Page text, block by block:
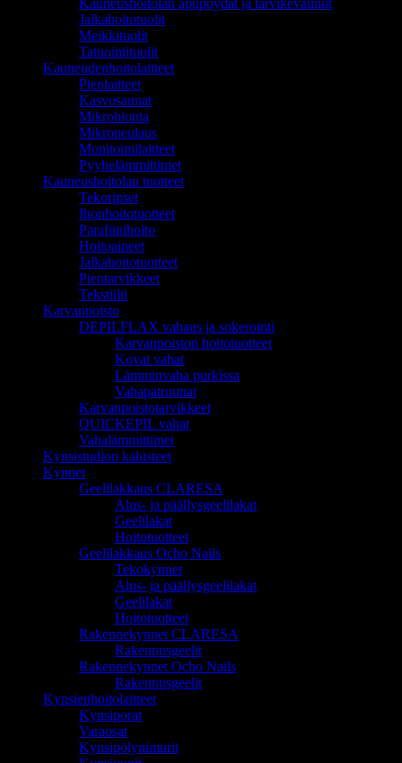
Kauneushoitolan apupöydät ja tarvikevaunut
Jalkahoitotuolit
Meikkituolit
Tatuointituolit
Kauneudenhoitolaitteet
Pienlaitteet
Kasvosaunat
Mikrohionta
Mikroneulaus
Monitoimilaitteet
Pyyhelämmittimet
Kauneushoitolan tuotteet
Tekoripset
Ihonhoitotuotteet
Parafiinihoito
Hoitoaineet
Jalkahoitotuotteet
Pientarvikkeet
Tekstiilit
Karvanpoisto
DEPILFLAX vahaus ja sokerointi
Karvanpoiston hoitotuotteet
Kovat vahat
Lämminvaha purkissa
Vahapatruunat
Karvanpoistotarvikkeet
QUICKEPIL vahat
Vahalämmittimet
Kynsistudion kalusteet
Kynnet
Geelilakkaus CLARESA
Alus- ja päällysgeelilakat
Geelilakat
Hoitotuotteet
Geelilakkaus Ocho Nails
Tekokynnet
Alus- ja päällysgeelilakat
Geelilakat
Hoitotuotteet
Rakennekynnet CLARESA
Rakennusgeelit
Rakennekynnet Ocho Nails
Rakennusgeelit
Kynsienhoitolaitteet
Kynsiporat
Varaosat
Kynsipölynimurit